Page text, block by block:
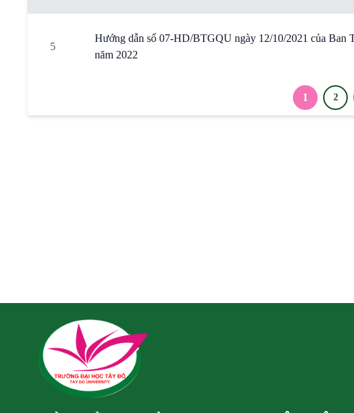
5
Hướng dẫn số 07-HD/BTGQU ngày 12/10/2021 của Ban
năm 2022
1 2